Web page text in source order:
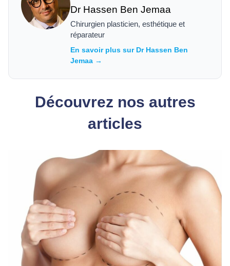
Dr Hassen Ben Jemaa
Chirurgien plasticien, esthétique et
réparateur
En savoir plus sur Dr Hassen Ben
Jemaa →
Découvrez nos autres
articles